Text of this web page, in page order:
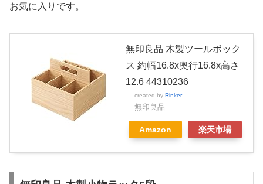
お気に入りです。
無印良品 木製ツールボック
ス 約幅16.8x奥行16.8x高さ
12.6 44310236
created by Rinker
無印良品
Amazon 楽天市場